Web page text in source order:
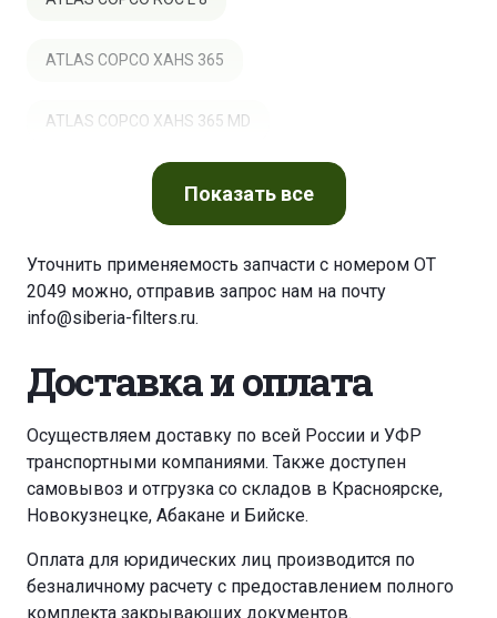
ATLAS COPCO XAHS 365
ATLAS COPCO XAHS 365 MD
ATLAS COPCO XAHS 515 MD
ATLAS COPCO XRS 415
ATLAS COPCO XRVS 455
ATLAS COPCO XAMS 555
ATLAS COPCO XAHS 365
Показатьвсе
Уточнить применяемость запчасти с номером OT
2049 можно, отправив запрос нам на почту
info@siberia-filters.ru.
Доставка и оплата
Осуществляем доставку по всей России и УФР
транспортными компаниями. Также доступен
самовывоз и отгрузка со складов в Красноярске,
Новокузнецке, Абакане и Бийске.
Оплата для юридических лиц производится по
безналичному расчету с предоставлением полного
комплекта закрывающих документов.